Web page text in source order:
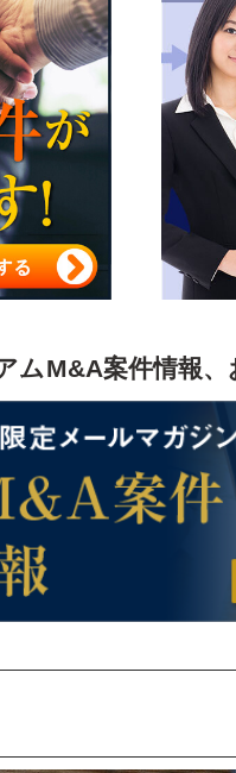
ムM&A案件情報、